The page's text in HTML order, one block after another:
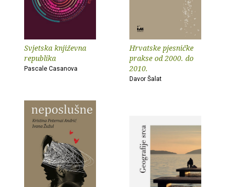
Svjetska književna
republika
Pascale Casanova
Hrvatske pjesničke
prakse od 2000. do
2010.
Davor Šalat